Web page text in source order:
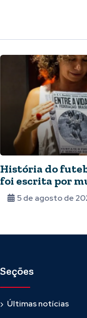
História do
foi escrita por
várzea: ‘Nunca
jogar’
5 de agosto de
Seções
Últimas notícias